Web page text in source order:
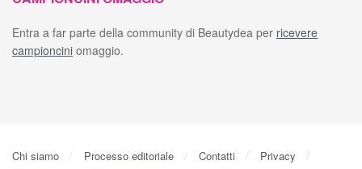
Entra a far parte della community di Beautydea per ricevere
campioncini omaggio.
Chi siamo Processo editoriale Contatti
Privacy